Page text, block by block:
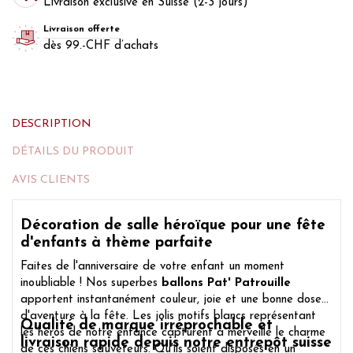
Livraison exclusive en Suisse (2-3 jours)
Livraison offerte
dès 99.-CHF d’achats
DESCRIPTION
DÉTAILS DU PRODUIT
AVIS CLIENTS
Décoration de salle héroïque pour une fête
d'enfants à thème parfaite
Faites de l'anniversaire de votre enfant un moment
inoubliable ! Nos superbes ballons Pat' Patrouille
apportent instantanément couleur, joie et une bonne dose
d'aventure à la fête. Les jolis motifs blancs représentant
les héros de notre enfance capturent à merveille le charme
de ces chiens sauveteurs. Qu'ils soient disposés en un
Qualité de marque irréprochable et
livraison rapide depuis notre entrepôt suisse